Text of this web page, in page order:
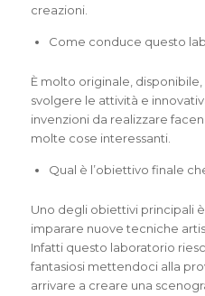
creazioni.
Come conduce questo
È molto originale,
svolgere le attività e
invenzioni da realizzare
molte cose interessanti.
Qual è l’obiettivo finale
Uno degli obiettivi principali
imparare nuove tecniche
Infatti questo laboratorio
fantasiosi mettendoci alla
arrivare a creare una